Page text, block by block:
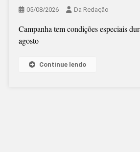
05/08/2026 Da Redação
Campanha tem condições especiais
agosto
Continue lendo